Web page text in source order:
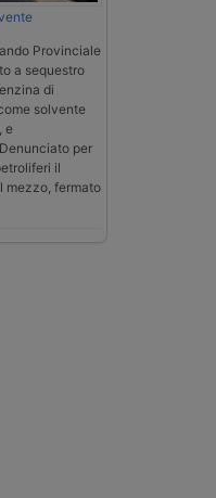
Provinciale
a sequestro
di
solvente
e
per
il
mezzo, fermato